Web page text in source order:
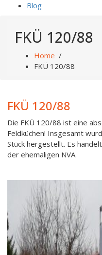
Blog
FKÜ 120/88
Home /
FKÜ 120/88
FKÜ 120/88
Die FKÜ 120/88 ist eine
Feldküchen! Insgesamt
Stück hergestellt. Es
der ehemaligen NVA.